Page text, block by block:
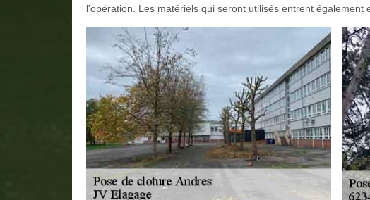
l'opération. Les matériels qui seront utilisés entrent également